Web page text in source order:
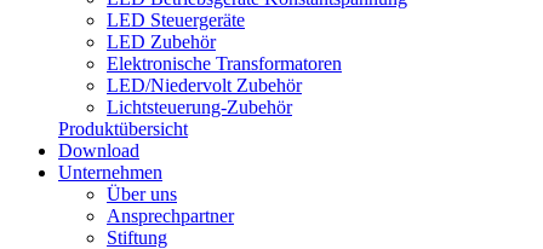
LED Steuergeräte
LED Zubehör
Elektronische Transformatoren
LED/Niedervolt Zubehör
Lichtsteuerung-Zubehör
Produktübersicht
Download
Unternehmen
Über uns
Ansprechpartner
Stiftung